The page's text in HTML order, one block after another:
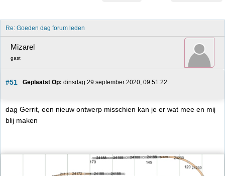
Re: Goeden dag forum leden
Mizarel
gast
#51 Geplaatst Op: dinsdag 29 september 2020, 09:51:22
dag Gerrit, een nieuw ontwerp misschien kan je er wat mee en mij
blij maken